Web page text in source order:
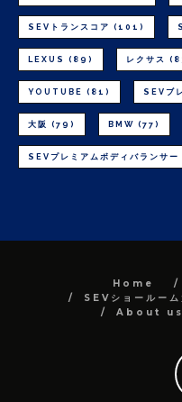
SEVトランスコア (101)
LEXUS (89) レクサス
YOUTUBE (81) SEVブ
大阪 (79) BMW (77)
SEVプレミアムボディバランサー
Home
SEVショールーム
About us